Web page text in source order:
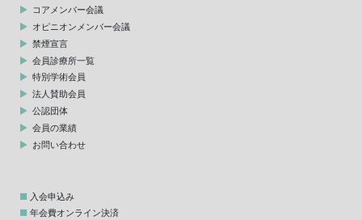
コアメンバー会議
オピニオンメンバー会議
禁煙宣言
会員診療所一覧
特別学術会員
法人賛助会員
公認団体
会員の業績
お問い合わせ
入会申込み
年会費オンライン決済